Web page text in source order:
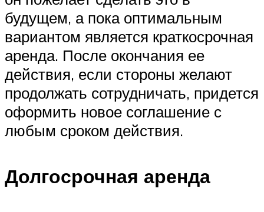
будущем, а пока оптимальным
вариантом является краткосрочная
аренда. После окончания ее
действия, если стороны желают
продолжать сотрудничать, придется
оформить новое соглашение с
любым сроком действия.
Долгосрочная аренда